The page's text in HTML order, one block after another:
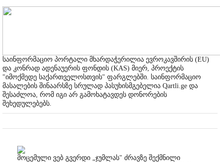
საინფორმაციო პორტალი მხარდაჭერილია ევროკავშირის (EU)
და კონრად ადენაუერის ფონდის (KAS) მიერ, პროექტის
"იმოქმედე საქართველოსთვის" ფარგლებში. საინფორმაციო
მასალების შინაარსზე სრულად პასუხისმგებელია Qartli.ge და
შესაძლოა, რომ იგი არ გამოხატავდეს დონორების
შეხედულებებს.
მოცემული ვებ გვერდი „ჯუმლას" ძრავზე შექმნილი